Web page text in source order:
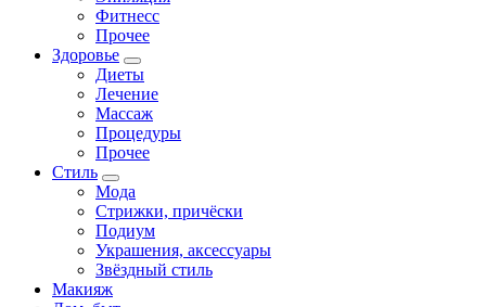
Фитнесс
Прочее
Здоровье
Диеты
Лечение
Массаж
Процедуры
Прочее
Стиль
Мода
Стрижки, причёски
Подиум
Украшения, аксессуары
Звёздный стиль
Макияж